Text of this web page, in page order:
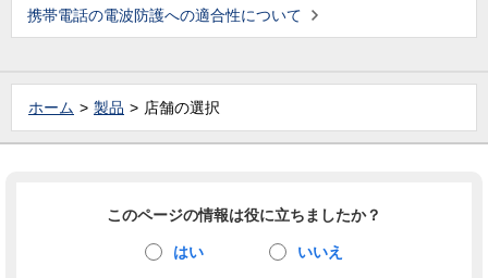
携帯電話の電波防護への適合性について
ホーム 製品 店舗の選択
このページの情報は役に立ちましたか？
はい いいえ